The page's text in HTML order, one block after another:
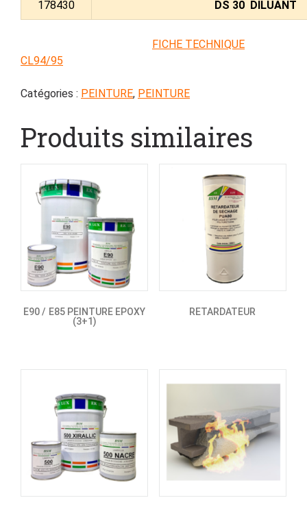
178430 DS 30 DILUANT
FICHE TECHNIQUE
CL94/95
Catégories : PEINTURE, PEINTURE
Produits similaires
E90 / E85 PEINTURE EPOXY
(3+1)
RETARDATEUR